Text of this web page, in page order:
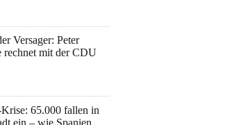
Versager: Peter
rechnet mit der CDU
Krise: 65.000 fallen in
ein – wie Spanien